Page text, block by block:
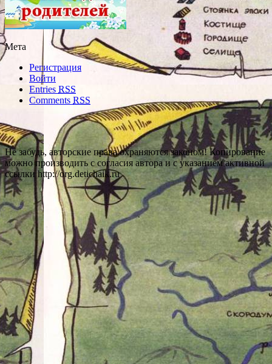
Мета
Регистрация
Войти
Entries RSS
Comments RSS
Не забудь, авторские права охраняются законом! Копирование
можно производить с согласия автора и с указанием активной
ссылки http://org.detichaik.ru